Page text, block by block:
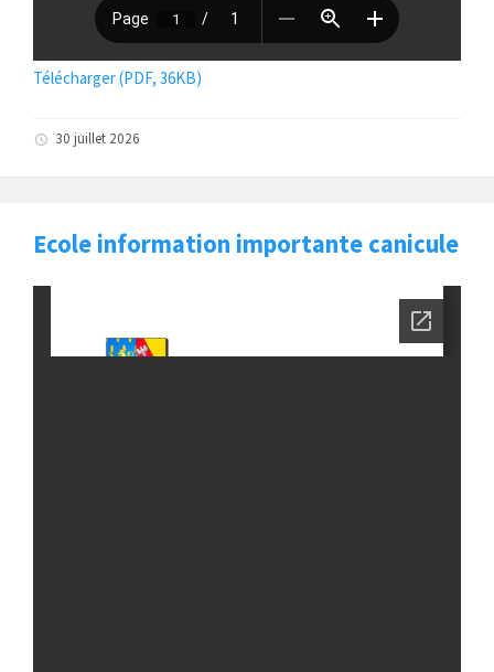
Télécharger (PDF, 36KB)
30 juillet 2026
Ecole information importante canicule